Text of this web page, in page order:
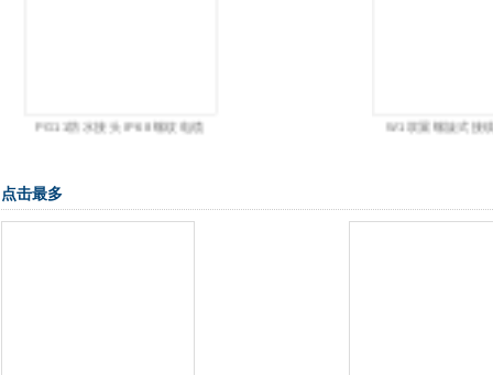
PG11防水接头 IP68螺纹电缆 W1双翼螺旋式接线
点击最多